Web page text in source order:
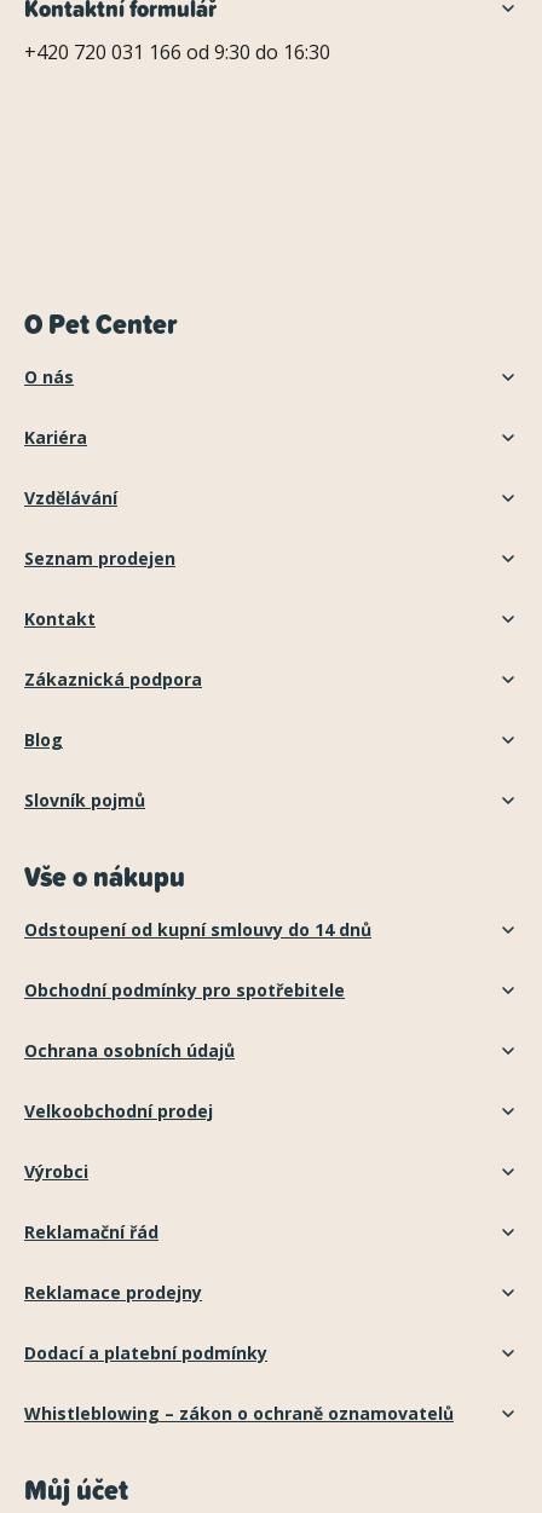
Kontaktní formulář
+420 720 031 166 od 9:30 do 16:30
O Pet Center
O nás
Kariéra
Vzdělávání
Seznam prodejen
Kontakt
Zákaznická podpora
Blog
Slovník pojmů
Vše o nákupu
Odstoupení od kupní smlouvy do 14 dnů
Obchodní podmínky pro spotřebitele
Ochrana osobních údajů
Velkoobchodní prodej
Výrobci
Reklamační řád
Reklamace prodejny
Dodací a platební podmínky
Whistleblowing – zákon o ochraně oznamovatelů
Můj účet